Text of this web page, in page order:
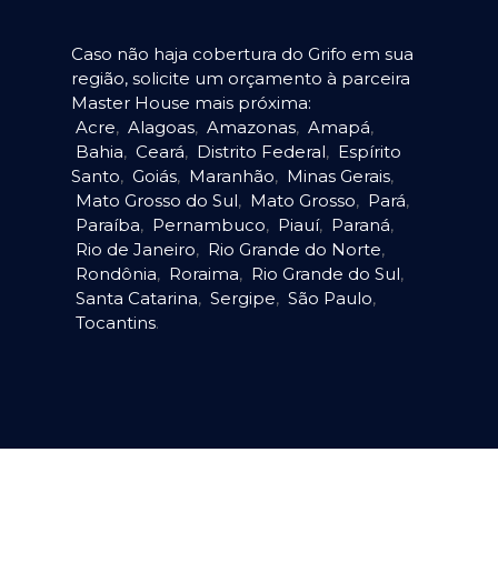
Caso não haja cobertura do Grifo em sua
região, solicite um orçamento à parceira
Master House mais próxima:
Acre, Alagoas, Amazonas, Amapá,
Bahia, Ceará, Distrito Federal, Espírito
Santo, Goiás, Maranhão, Minas Gerais,
Mato Grosso do Sul, Mato Grosso, Pará,
Paraíba, Pernambuco, Piauí, Paraná,
Rio de Janeiro, Rio Grande do Norte,
Rondônia, Roraima, Rio Grande do Sul,
Santa Catarina, Sergipe, São Paulo,
Tocantins.